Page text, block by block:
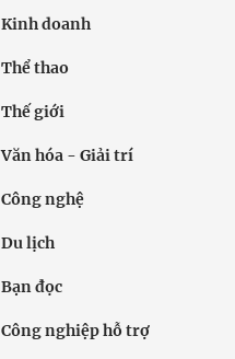
Kinh doanh
Thể thao
Thế giới
Văn hóa - Giải trí
Công nghệ
Du lịch
Bạn đọc
Công nghiệp hỗ trợ